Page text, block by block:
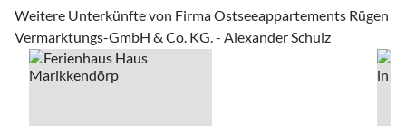
Weitere Unterkünfte von Firma Ostseeappartements Rügen
Vermarktungs-GmbH & Co. KG. - Alexander Schulz